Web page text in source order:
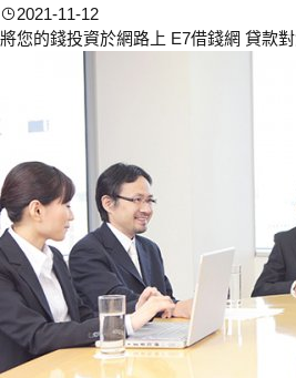
2021-11-12
將您的錢投資於網路上 E7借錢網 貸款